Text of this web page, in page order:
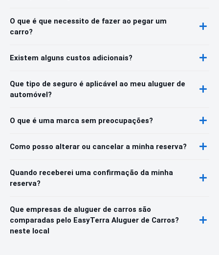
O que é que necessito de fazer ao pegar um
carro?
Existem alguns custos adicionais?
Que tipo de seguro é aplicável ao meu aluguer de
automóvel?
O que é uma marca sem preocupações?
Como posso alterar ou cancelar a minha reserva?
Quando receberei uma confirmação da minha
reserva?
Que empresas de aluguer de carros são
comparadas pelo EasyTerra Aluguer de Carros?
neste local